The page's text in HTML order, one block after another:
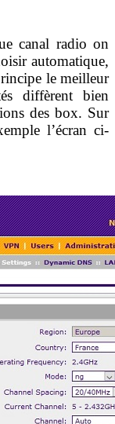
canal radio on
automatique,
le meilleur
diffèrent bien
des box. Sur
l’écran ci-